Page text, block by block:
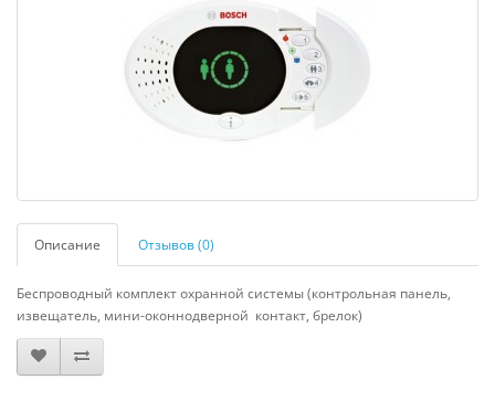
Описание Отзывов (0)
Беспроводный комплект охранной системы (контрольная панель,
извещатель, мини-оконнодверной контакт, брелок)